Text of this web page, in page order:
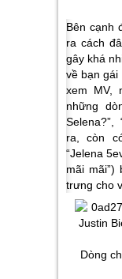
Bên cạnh
ra cách
gây khá
về bạn gái
xem MV,
những
ra, còn
“Jelena
mãi
trưng cho
Dòng